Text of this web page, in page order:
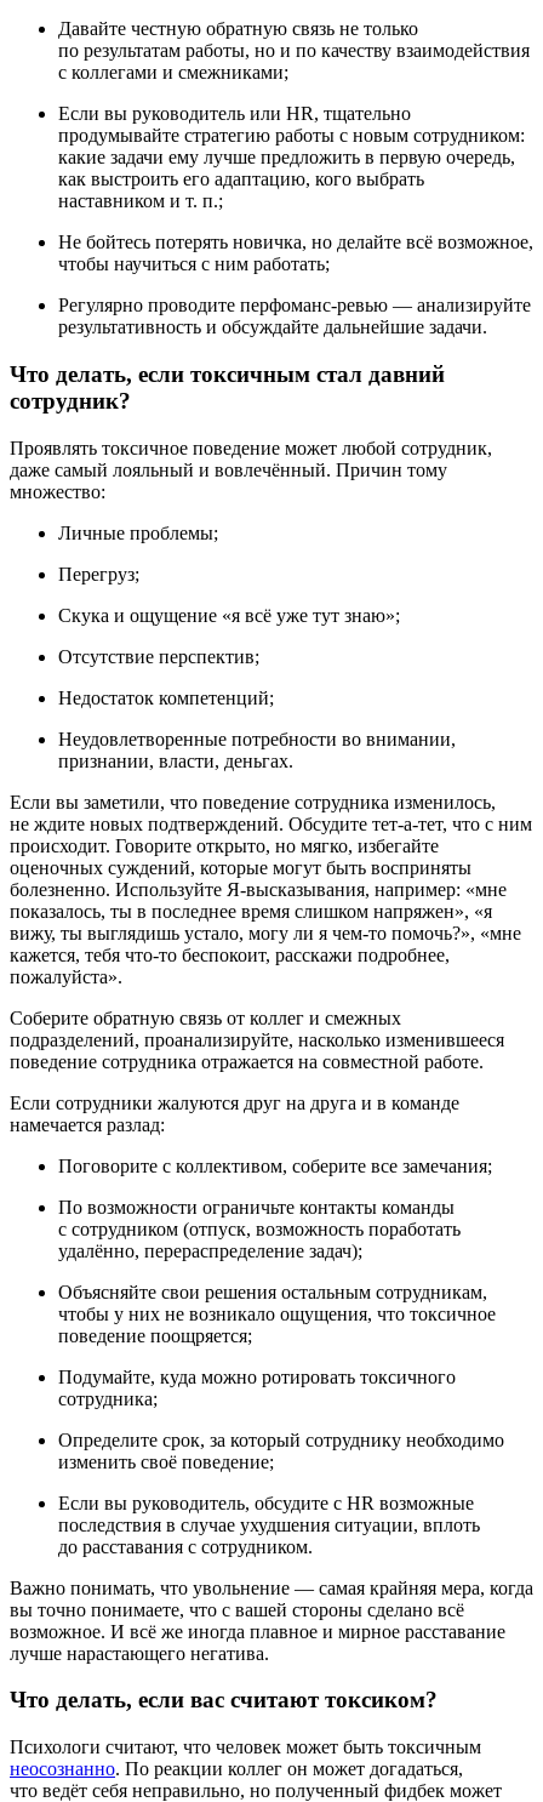
Давайте честную обратную связь не только
по результатам работы, но и по качеству взаимодействия
с коллегами и смежниками;
Если вы руководитель или HR, тщательно
продумывайте стратегию работы с новым сотрудником:
какие задачи ему лучше предложить в первую очередь,
как выстроить его адаптацию, кого выбрать
наставником и т. п.;
Не бойтесь потерять новичка, но делайте всё возможное,
чтобы научиться с ним работать;
Регулярно проводите перфоманс‑ревью — анализируйте
результативность и обсуждайте дальнейшие задачи.
Что делать, если токсичным стал давний
сотрудник?
Проявлять токсичное поведение может любой сотрудник,
даже самый лояльный и вовлечённый. Причин тому
множество:
Личные проблемы;
Перегруз;
Скука и ощущение «я всё уже тут знаю»;
Отсутствие перспектив;
Недостаток компетенций;
Неудовлетворенные потребности во внимании,
признании, власти, деньгах.
Если вы заметили, что поведение сотрудника изменилось,
не ждите новых подтверждений. Обсудите тет‑а-тет, что с ним
происходит. Говорите открыто, но мягко, избегайте
оценочных суждений, которые могут быть восприняты
болезненно. Используйте Я‑высказывания, например: «мне
показалось, ты в последнее время слишком напряжен», «я
вижу, ты выглядишь устало, могу ли я чем‑то помочь?», «мне
кажется, тебя что‑то беспокоит, расскажи подробнее,
пожалуйста».
Соберите обратную связь от коллег и смежных
подразделений, проанализируйте, насколько изменившееся
поведение сотрудника отражается на совместной работе.
Если сотрудники жалуются друг на друга и в команде
намечается разлад:
Поговорите с коллективом, соберите все замечания;
По возможности ограничьте контакты команды
с сотрудником (отпуск, возможность поработать
удалённо, перераспределение задач);
Объясняйте свои решения остальным сотрудникам,
чтобы у них не возникало ощущения, что токсичное
поведение поощряется;
Подумайте, куда можно ротировать токсичного
сотрудника;
Определите срок, за который сотруднику необходимо
изменить своё поведение;
Если вы руководитель, обсудите с HR возможные
последствия в случае ухудшения ситуации, вплоть
до расставания с сотрудником.
Важно понимать, что увольнение — самая крайняя мера, когда
вы точно понимаете, что с вашей стороны сделано всё
возможное. И всё же иногда плавное и мирное расставание
лучше нарастающего негатива.
Что делать, если вас считают токсиком?
Психологи считают, что человек может быть токсичным
неосознанно. По реакции коллег он может догадаться,
что ведёт себя неправильно, но полученный фидбек может